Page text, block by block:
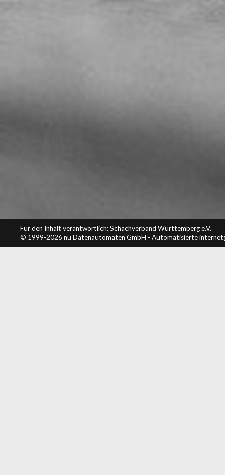
Für den Inhalt verantwortlich: Schachverband Württemberg e.V.
© 1999-2026 nu Datenautomaten GmbH - Automatisierte